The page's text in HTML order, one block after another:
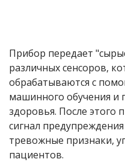
Прибор передает
различных сенсоров,
обрабатываются с
машинного обучения и
здоровья. После этого
сигнал
тревожные признаки,
пациентов.